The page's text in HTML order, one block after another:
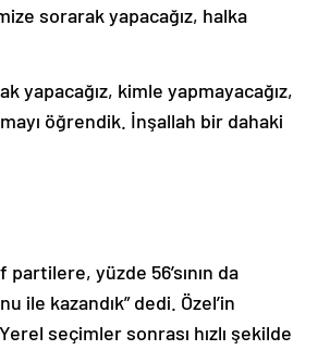
sorarak yapacağız, halka
kimle yapmayacağız,
öğrendik. İnşallah bir dahaki
yüzde 56’sının da
ile kazandık” dedi. Özel’in
seçimler sonrası hızlı şekilde